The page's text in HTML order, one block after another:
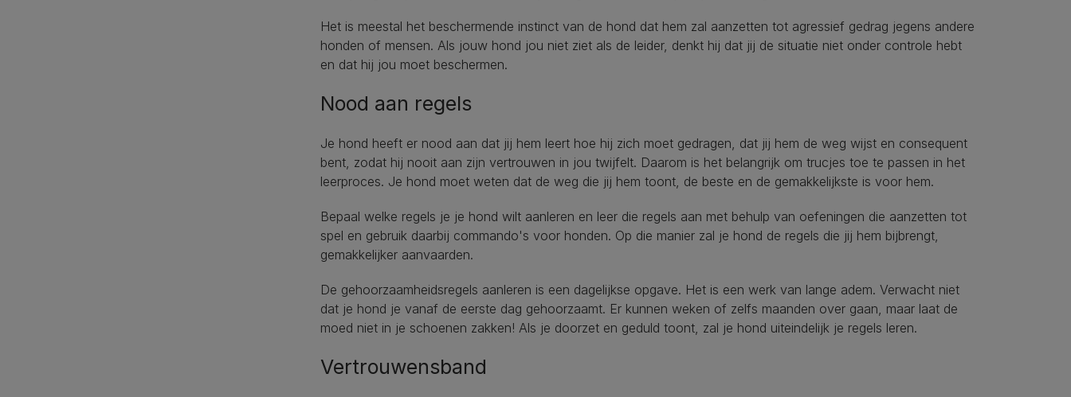
Het is meestal het beschermende instinct van de hond dat hem zal aanzetten tot agressief gedrag jegens andere
honden of mensen. Als jouw hond jou niet ziet als de leider, denkt hij dat jij de situatie niet onder controle hebt
en dat hij jou moet beschermen.
Nood aan regels
Je hond heeft er nood aan dat jij hem leert hoe hij zich moet gedragen, dat jij hem de weg wijst en consequent
bent, zodat hij nooit aan zijn vertrouwen in jou twijfelt. Daarom is het belangrijk om trucjes toe te passen in het
leerproces. Je hond moet weten dat de weg die jij hem toont, de beste en de gemakkelijkste is voor hem.
Bepaal welke regels je je hond wilt aanleren en leer die regels aan met behulp van oefeningen die aanzetten tot
spel en gebruik daarbij commando's voor honden. Op die manier zal je hond de regels die jij hem bijbrengt,
gemakkelijker aanvaarden.
De gehoorzaamheidsregels aanleren is een dagelijkse opgave. Het is een werk van lange adem. Verwacht niet
dat je hond je vanaf de eerste dag gehoorzaamt. Er kunnen weken of zelfs maanden over gaan, maar laat de
moed niet in je schoenen zakken! Als je doorzet en geduld toont, zal je hond uiteindelijk je regels leren.
Vertrouwensband